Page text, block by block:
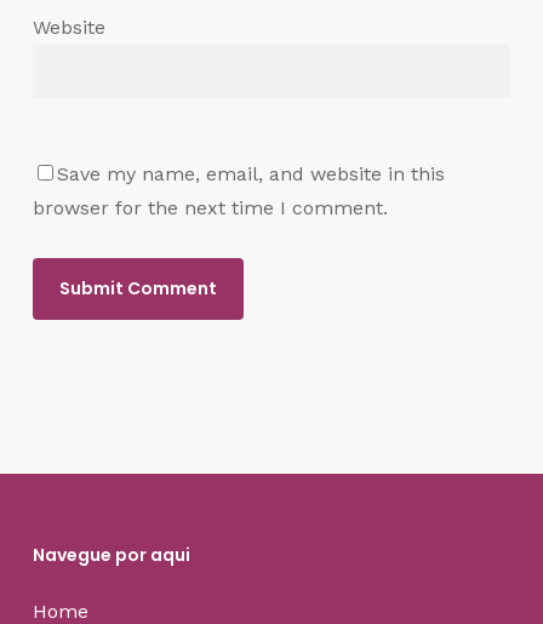
Website
Save my name, email, and website in this
browser for the next time I comment.
Navegue por aqui
Home